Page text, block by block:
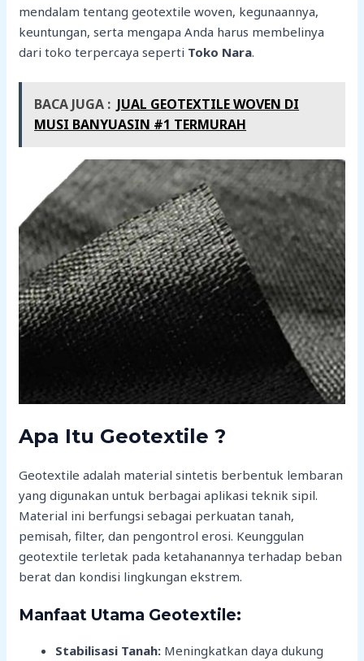
mendalam tentang geotextile woven, kegunaannya,
keuntungan, serta mengapa Anda harus membelinya
dari toko terpercaya seperti Toko Nara.
BACA JUGA : JUAL GEOTEXTILE WOVEN DI
MUSI BANYUASIN #1 TERMURAH
Apa Itu Geotextile ?
Geotextile adalah material sintetis berbentuk lembaran
yang digunakan untuk berbagai aplikasi teknik sipil.
Material ini berfungsi sebagai perkuatan tanah,
pemisah, filter, dan pengontrol erosi. Keunggulan
geotextile terletak pada ketahanannya terhadap beban
berat dan kondisi lingkungan ekstrem.
Manfaat Utama Geotextile:
Stabilisasi Tanah: Meningkatkan daya dukung